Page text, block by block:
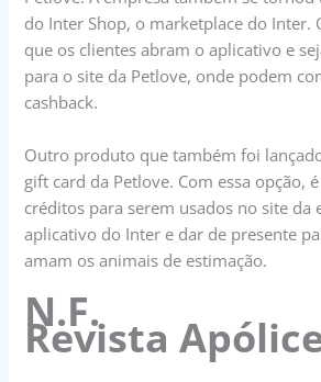
do Inter Shop, o marketplace do Inter.
que os clientes abram o aplicativo e
para o site da Petlove, onde podem
cashback.
Outro produto que também foi
gift card da Petlove. Com essa opção,
créditos para serem usados no site da
aplicativo do Inter e dar de presente
amam os animais de estimação.
N.F.
Revista